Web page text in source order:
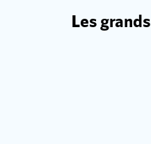
Les grands